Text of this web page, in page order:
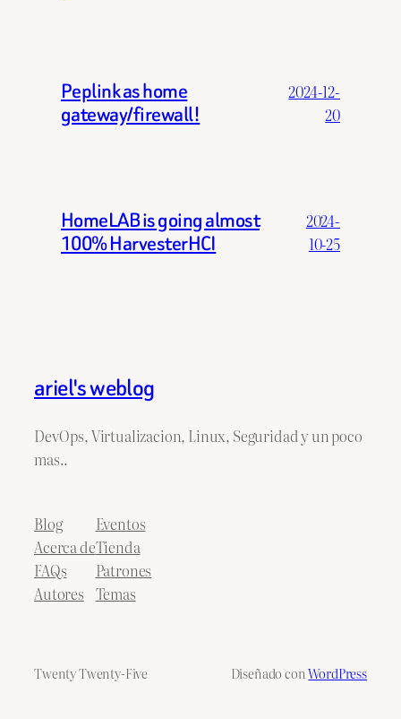
Peplink as home
gateway/firewall!
2024-12-
20
HomeLAB is going almost
100% HarvesterHCI
2024-
10-25
ariel's weblog
DevOps, Virtualizacion, Linux, Seguridad y un poco
mas..
Blog
Acerca de
FAQs
Autores
Eventos
Tienda
Patrones
Temas
Twenty Twenty-Five Diseñado conWordPress